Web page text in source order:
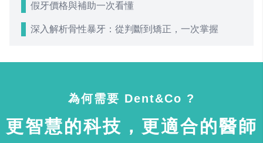
假牙價格與補助一次看懂
深入解析骨性暴牙：從判斷到矯正，一次掌握
為何需要 Dent&Co ?
更智慧的科技，更適合的醫師